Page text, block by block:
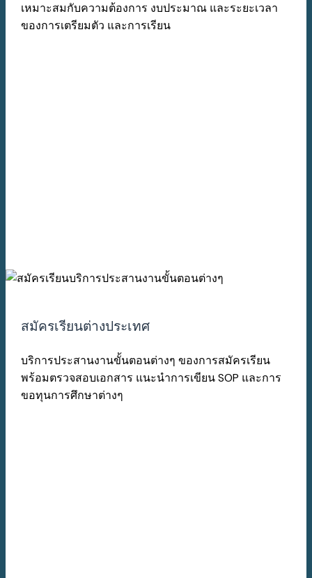
เหมาะสมกับความต้องการ งบประมาณ และระยะเวลา
ของการเตรียมตัว และการเรียน
สมัครเรียนต่างประเทศ
บริการประสานงานขั้นตอนต่างๆ ของการสมัครเรียน
พร้อมตรวจสอบเอกสาร แนะนำการเขียน SOP และการ
ขอทุนการศึกษาต่างๆ